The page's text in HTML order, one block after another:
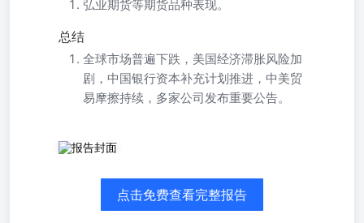
弘业期货等期货品种表现。
总结
全球市场普遍下跌，美国经济滞胀风险加
剧，中国银行资本补充计划推进，中美贸
易摩擦持续，多家公司发布重要公告。
➢美经济滞胀风险；中资大行定增A股。A股下跌。上证指
0.79%。贵金属冲高，多元金融走强；化工产链大面积回
调。港股大挫，尾盘收复部分失 地。香 港 恒 生 指 数 收
点击免费查看完整报告